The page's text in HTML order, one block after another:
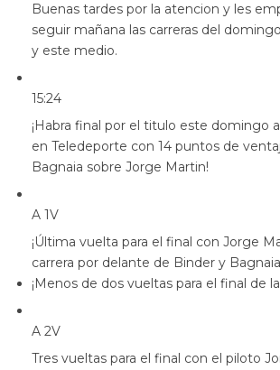
Buenas tardes por la atencion y les
seguir mañana las carreras del
y este medio.
15:24
¡Habra final por el titulo este domingo
en Teledeporte con 14 puntos de
Bagnaia sobre Jorge Martin!
A 1V
¡Última vuelta para el final con Jorge
carrera por delante de Binder y
¡Menos de dos vueltas para el final de
A 2V
Tres vueltas para el final con el piloto